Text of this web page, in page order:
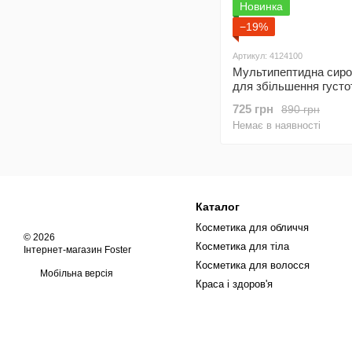
Новинка
−19%
Артикул: 4124100
Мультипептидна
для збільшення
Peptide Serum for Hair
60 мл
890 грн
725 грн
Немає в наявності
© 2026
Інтернет-магазин Foster
Мобільна версія
Каталог
Косметика для обличчя
Косметика для тіла
Косметика для волосся
Краса і здоров'я